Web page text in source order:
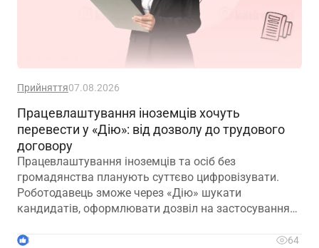
Прийняття07.08.2026
Працевлаштування іноземців хочуть
перевести у «Дію»: від дозволу до трудового
договору
Працевлаштування іноземців та осіб без
громадянства планують суттєво цифровізувати.
Роботодавець зможе через «Дію» шукати
кандидатів, оформлювати дозвіл на застосування
прийняття на роботу
3
64